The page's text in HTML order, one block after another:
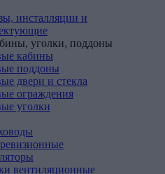
инсталляции и
уголки, поддоны
кабины
поддоны
двери и стекла
ограждения
уголки
вентиляционные